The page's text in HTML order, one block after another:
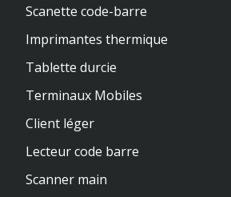
Scanette code-barre
Imprimantes thermique
Tablette durcie
Terminaux Mobiles
Client léger
Lecteur code barre
Scanner main